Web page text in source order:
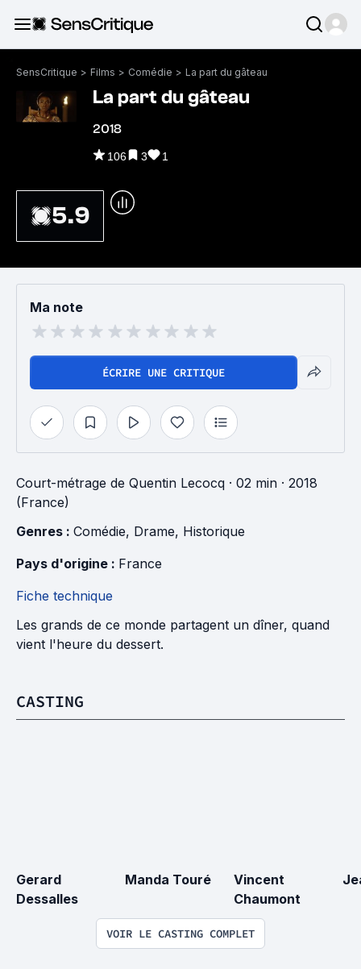
SensCritique > Films > Comédie > La part du gâteau
La part du gâteau
2018
106 3 1
5.9
Ma note
ÉCRIRE UNE CRITIQUE
Court-métrage de Quentin Lecocq · 02 min · 2018
(France)
Genres : Comédie, Drame, Historique
Pays d'origine : France
Fiche technique
Les grands de ce monde partagent un dîner, quand
vient l'heure du dessert.
CASTING
Gerard
Dessalles
Manda Touré
Vincent
Chaumont
VOIR LE CASTING COMPLET